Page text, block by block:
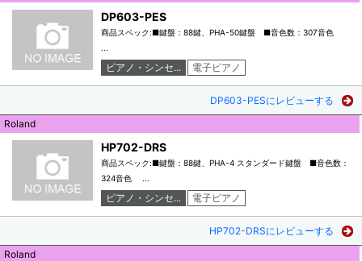
DP603-PES
商品スペック:■鍵盤：88鍵、PHA-50鍵盤 ■音色数：307音色
...
ピアノ・シンセ... 電子ピアノ
DP603-PESにレビューする
Roland
HP702-DRS
商品スペック:■鍵盤：88鍵、PHA-4 スタンダード鍵盤 ■音色数：
324音色 ...
ピアノ・シンセ... 電子ピアノ
HP702-DRSにレビューする
Roland